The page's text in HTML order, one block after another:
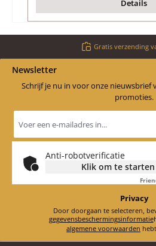
Details
Gratis verzending
Newsletter
Schrijf je nu in voor onze
promoties.
mailadres
*
Anti-robotverificatie
Klik om te starten
Privacy
gegevensbeschermingsinformatie
algemene voorwaarden